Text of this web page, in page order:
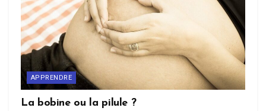
APPRENDRE
La bobine ou la pilule ?